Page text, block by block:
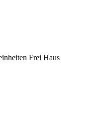
Frei Haus